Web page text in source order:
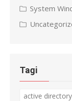
System
Tagi
active directory